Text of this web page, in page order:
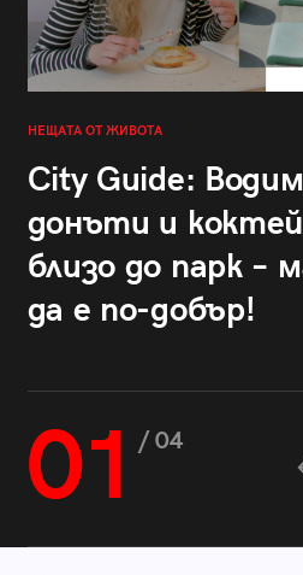
НЕЩАТА ОТ ЖИВОТА
City Guide:
донъти и
близо до парк –
да е по-добър!
01 / 04